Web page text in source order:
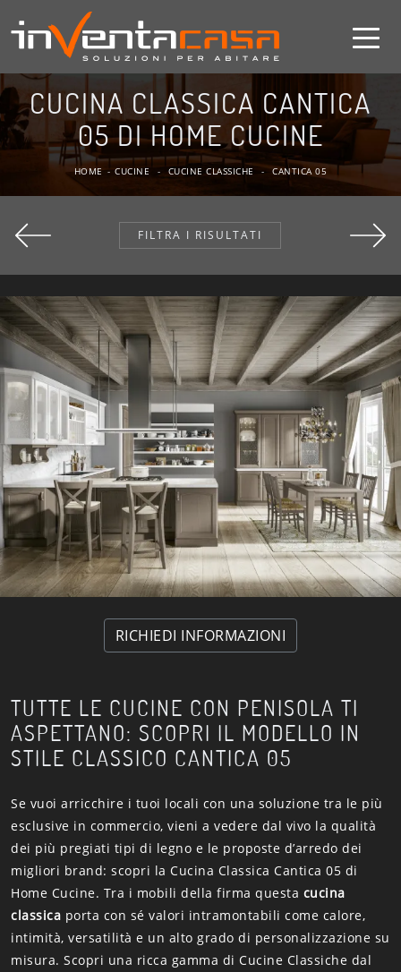
CUCINA CLASSICA CANTICA
05 DI HOME CUCINE
HOME - CUCINE - CUCINE CLASSICHE - CANTICA 05
FILTRA I RISULTATI
RICHIEDI INFORMAZIONI
TUTTE LE CUCINE CON PENISOLA TI
ASPETTANO: SCOPRI IL MODELLO IN
STILE CLASSICO CANTICA 05
Se vuoi arricchire i tuoi locali con una soluzione tra le più
esclusive in commercio, vieni a vedere dal vivo la qualità
dei più pregiati tipi di legno e le proposte d’arredo dei
migliori brand: scopri la Cucina Classica Cantica 05 di
Home Cucine. Tra i mobili della firma questa cucina
classica porta con sé valori intramontabili come calore,
intimità, versatilità e un alto grado di personalizzazione su
misura. Scopri una ricca gamma di Cucine Classiche dal